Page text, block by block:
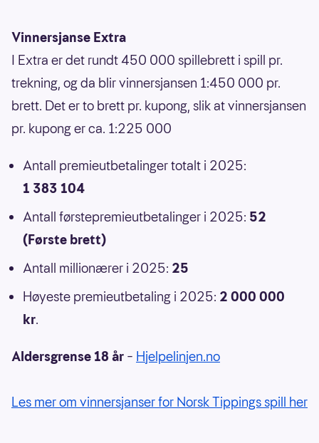
Vinnersjanse Extra
I Extra er det rundt 450 000 spillebrett i spill pr.
trekning, og da blir vinnersjansen 1:450 000 pr.
brett. Det er to brett pr. kupong, slik at vinnersjansen
pr. kupong er ca. 1:225 000
Antall premieutbetalinger totalt i 2025:
1 383 104
Antall førstepremieutbetalinger i 2025: 52
(Første brett)
Antall millionærer i 2025: 25
Høyeste premieutbetaling i 2025: 2 000 000
kr.
Aldersgrense 18 år – Hjelpelinjen.no
Les mer om vinnersjanser for Norsk Tippings spill her